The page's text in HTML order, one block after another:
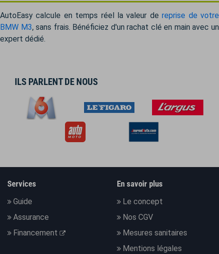
AutoEasy calcule en temps réel la valeur dereprise de votre
BMW M3, sans frais. Bénéficiez d'un rachat clé en main avec un
expert dédié.
ILS PARLENT DE NOUS
Services
Guide
Assurance
Financement
En savoir plus
Le concept
Nos CGV
Mesures sanitaires
Mentions légales